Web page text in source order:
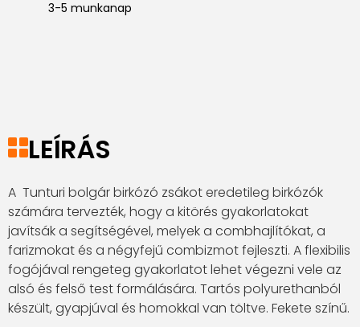
3-5 munkanap
LEÍRÁS
A Tunturi bolgár birkózó zsákot eredetileg birkózók
számára tervezték, hogy a kitörés gyakorlatokat
javítsák a segítségével, melyek a combhajlítókat, a
farizmokat és a négyfejű combizmot fejleszti. A flexibilis
fogójával rengeteg gyakorlatot lehet végezni vele az
alsó és felső test formálására. Tartós polyurethanból
készült, gyapjúval és homokkal van töltve. Fekete színű.